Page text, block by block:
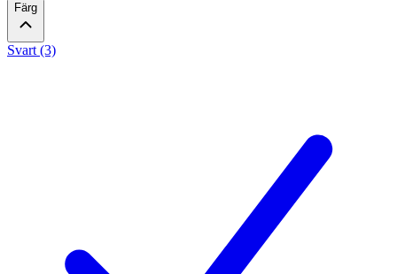
Färg
Svart (3)